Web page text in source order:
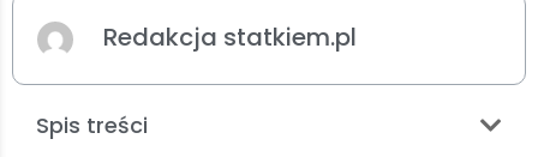
Redakcja statkiem.pl
Spis treści